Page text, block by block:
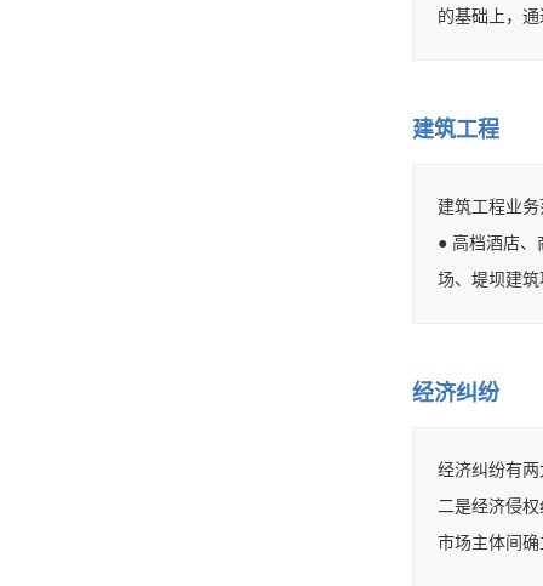
的基础上，
建筑工程
建筑工程业
● 高档酒店、
场、堤坝建
经济纠纷
经济纠纷有
二是经济侵
市场主体间